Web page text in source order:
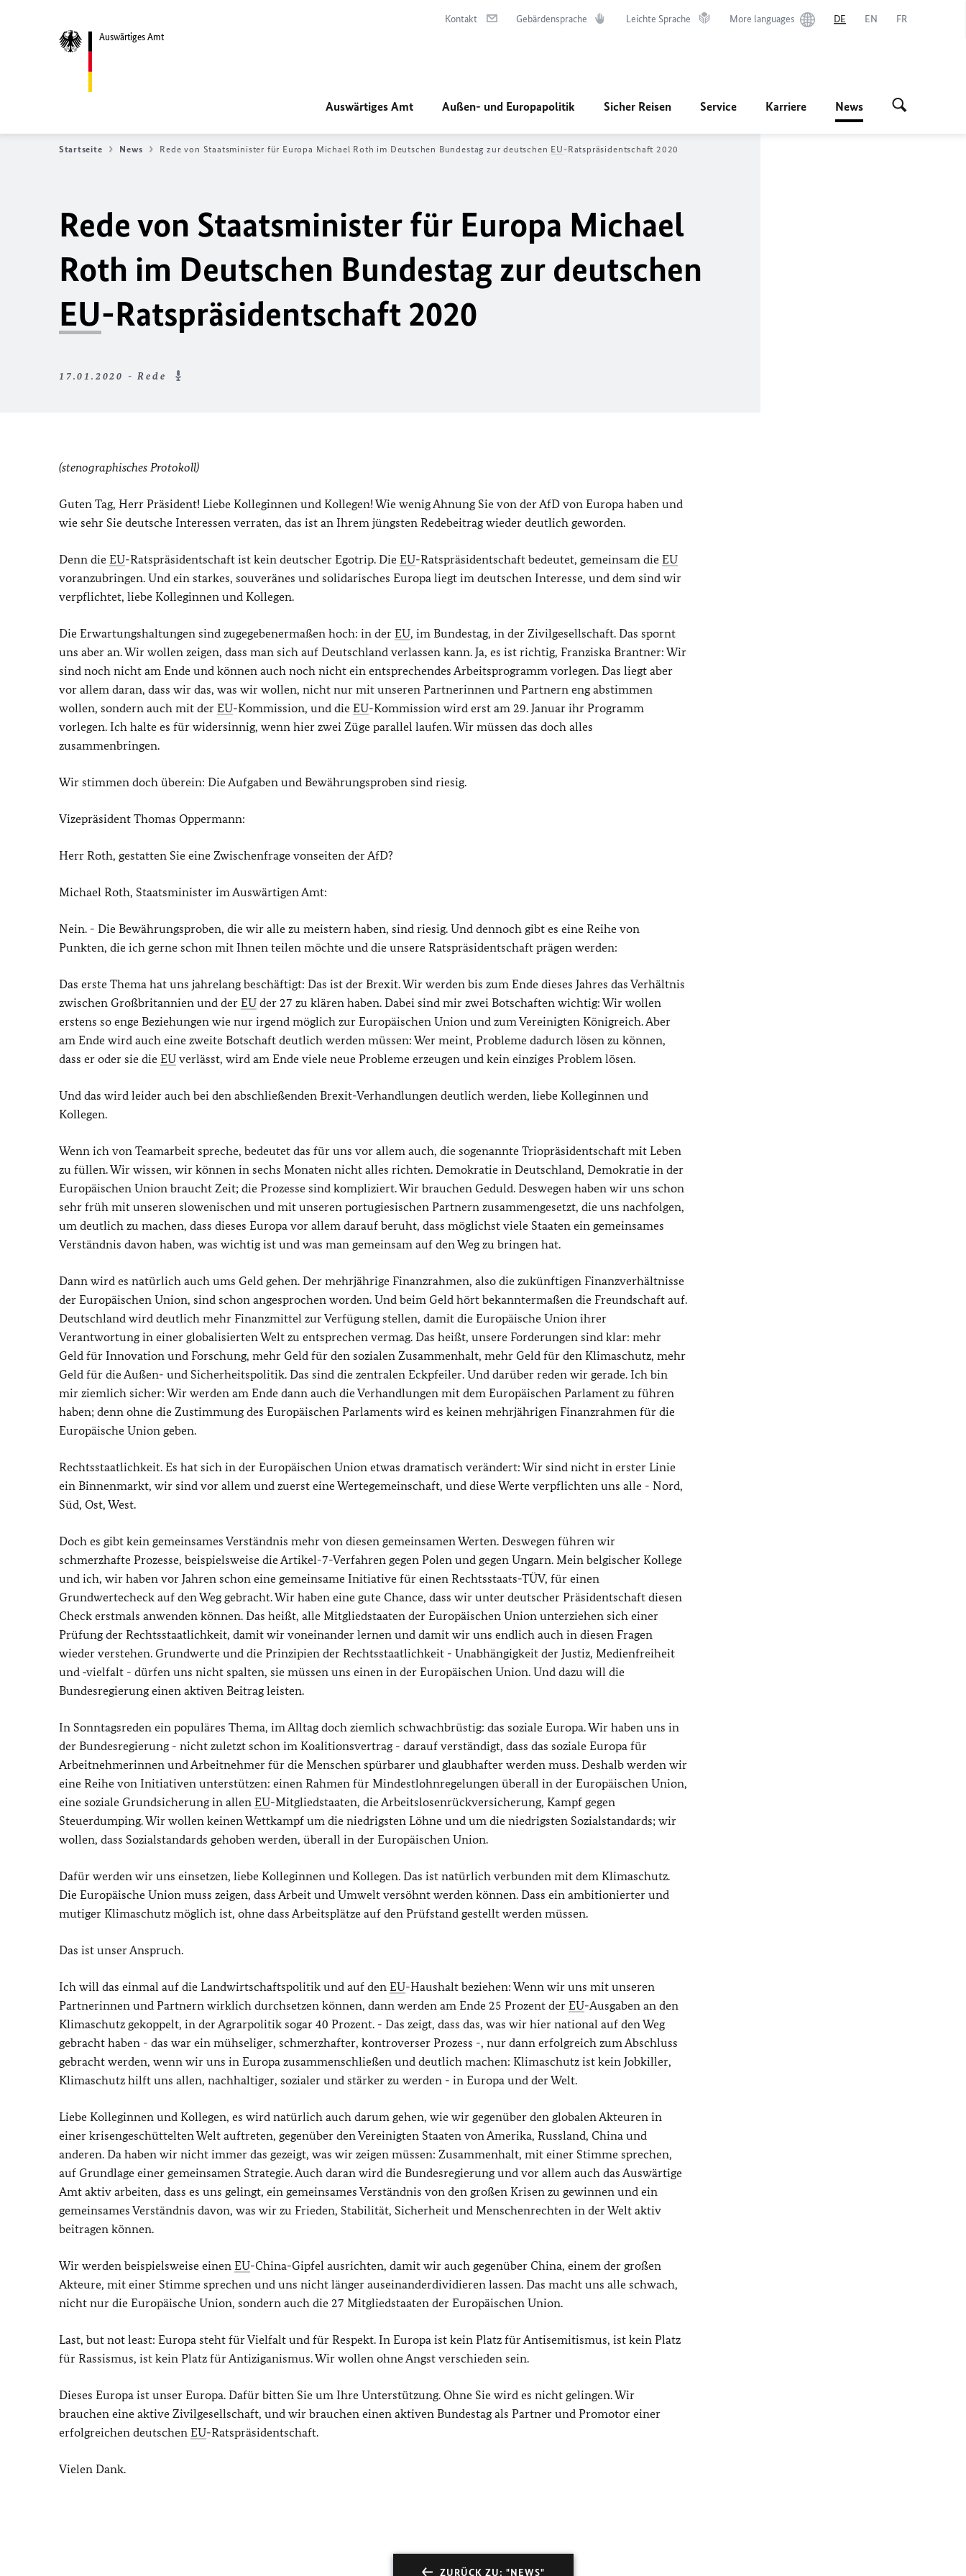
Auswärtiges Amt
Kontakt Gebärdensprache Leichte Sprache More languages DE EN FR
Auswärtiges Amt Außen- und Europapolitik Sicher Reisen Service Karriere News
Startseite News Rede von Staatsminister für Europa Michael Roth im Deutschen Bundestag zur deutschen EU -Ratspräsidentschaft 2020
Rede von Staatsminister für Europa Michael
Roth im Deutschen Bundestag zur deutschen
EU-Ratspräsidentschaft 2020
17.01.2020 - Rede
(stenographisches Protokoll)
Guten Tag, Herr Präsident! Liebe Kolleginnen und Kollegen! Wie wenig Ahnung Sie von der AfD von Europa haben und
wie sehr Sie deutsche Interessen verraten, das ist an Ihrem jüngsten Redebeitrag wieder deutlich geworden.
Denn die EU-Ratspräsidentschaft ist kein deutscher Egotrip. Die EU-Ratspräsidentschaft bedeutet, gemeinsam die EU
voranzubringen. Und ein starkes, souveränes und solidarisches Europa liegt im deutschen Interesse, und dem sind wir
verpflichtet, liebe Kolleginnen und Kollegen.
Die Erwartungshaltungen sind zugegebenermaßen hoch: in der EU, im Bundestag, in der Zivilgesellschaft. Das spornt
uns aber an. Wir wollen zeigen, dass man sich auf Deutschland verlassen kann. Ja, es ist richtig, Franziska Brantner: Wir
sind noch nicht am Ende und können auch noch nicht ein entsprechendes Arbeitsprogramm vorlegen. Das liegt aber
vor allem daran, dass wir das, was wir wollen, nicht nur mit unseren Partnerinnen und Partnern eng abstimmen
wollen, sondern auch mit der EU-Kommission, und die EU-Kommission wird erst am 29. Januar ihr Programm
vorlegen. Ich halte es für widersinnig, wenn hier zwei Züge parallel laufen. Wir müssen das doch alles
zusammenbringen.
Wir stimmen doch überein: Die Aufgaben und Bewährungsproben sind riesig.
Vizepräsident Thomas Oppermann:
Herr Roth, gestatten Sie eine Zwischenfrage vonseiten der AfD?
Michael Roth, Staatsminister im Auswärtigen Amt:
Nein. - Die Bewährungsproben, die wir alle zu meistern haben, sind riesig. Und dennoch gibt es eine Reihe von
Punkten, die ich gerne schon mit Ihnen teilen möchte und die unsere Ratspräsidentschaft prägen werden:
Das erste Thema hat uns jahrelang beschäftigt: Das ist der Brexit. Wir werden bis zum Ende dieses Jahres das Verhältnis
zwischen Großbritannien und der EU der 27 zu klären haben. Dabei sind mir zwei Botschaften wichtig: Wir wollen
erstens so enge Beziehungen wie nur irgend möglich zur Europäischen Union und zum Vereinigten Königreich. Aber
am Ende wird auch eine zweite Botschaft deutlich werden müssen: Wer meint, Probleme dadurch lösen zu können,
dass er oder sie die EU verlässt, wird am Ende viele neue Probleme erzeugen und kein einziges Problem lösen.
Und das wird leider auch bei den abschließenden Brexit-Verhandlungen deutlich werden, liebe Kolleginnen und
Kollegen.
Wenn ich von Teamarbeit spreche, bedeutet das für uns vor allem auch, die sogenannte Triopräsidentschaft mit Leben
zu füllen. Wir wissen, wir können in sechs Monaten nicht alles richten. Demokratie in Deutschland, Demokratie in der
Europäischen Union braucht Zeit; die Prozesse sind kompliziert. Wir brauchen Geduld. Deswegen haben wir uns schon
sehr früh mit unseren slowenischen und mit unseren portugiesischen Partnern zusammengesetzt, die uns nachfolgen,
um deutlich zu machen, dass dieses Europa vor allem darauf beruht, dass möglichst viele Staaten ein gemeinsames
Verständnis davon haben, was wichtig ist und was man gemeinsam auf den Weg zu bringen hat.
Dann wird es natürlich auch ums Geld gehen. Der mehrjährige Finanzrahmen, also die zukünftigen Finanzverhältnisse
der Europäischen Union, sind schon angesprochen worden. Und beim Geld hört bekanntermaßen die Freundschaft auf.
Deutschland wird deutlich mehr Finanzmittel zur Verfügung stellen, damit die Europäische Union ihrer
Verantwortung in einer globalisierten Welt zu entsprechen vermag. Das heißt, unsere Forderungen sind klar: mehr
Geld für Innovation und Forschung, mehr Geld für den sozialen Zusammenhalt, mehr Geld für den Klimaschutz, mehr
Geld für die Außen- und Sicherheitspolitik. Das sind die zentralen Eckpfeiler. Und darüber reden wir gerade. Ich bin
mir ziemlich sicher: Wir werden am Ende dann auch die Verhandlungen mit dem Europäischen Parlament zu führen
haben; denn ohne die Zustimmung des Europäischen Parlaments wird es keinen mehrjährigen Finanzrahmen für die
Europäische Union geben.
Rechtsstaatlichkeit. Es hat sich in der Europäischen Union etwas dramatisch verändert: Wir sind nicht in erster Linie
ein Binnenmarkt, wir sind vor allem und zuerst eine Wertegemeinschaft, und diese Werte verpflichten uns alle - Nord,
Süd, Ost, West.
Doch es gibt kein gemeinsames Verständnis mehr von diesen gemeinsamen Werten. Deswegen führen wir
schmerzhafte Prozesse, beispielsweise die Artikel-7-Verfahren gegen Polen und gegen Ungarn. Mein belgischer Kollege
und ich, wir haben vor Jahren schon eine gemeinsame Initiative für einen Rechtsstaats-TÜV, für einen
Grundwertecheck auf den Weg gebracht. Wir haben eine gute Chance, dass wir unter deutscher Präsidentschaft diesen
Check erstmals anwenden können. Das heißt, alle Mitgliedstaaten der Europäischen Union unterziehen sich einer
Prüfung der Rechtsstaatlichkeit, damit wir voneinander lernen und damit wir uns endlich auch in diesen Fragen
wieder verstehen. Grundwerte und die Prinzipien der Rechtsstaatlichkeit - Unabhängigkeit der Justiz, Medienfreiheit
und ‑vielfalt - dürfen uns nicht spalten, sie müssen uns einen in der Europäischen Union. Und dazu will die
Bundesregierung einen aktiven Beitrag leisten.
In Sonntagsreden ein populäres Thema, im Alltag doch ziemlich schwachbrüstig: das soziale Europa. Wir haben uns in
der Bundesregierung - nicht zuletzt schon im Koalitionsvertrag - darauf verständigt, dass das soziale Europa für
Arbeitnehmerinnen und Arbeitnehmer für die Menschen spürbarer und glaubhafter werden muss. Deshalb werden wir
eine Reihe von Initiativen unterstützen: einen Rahmen für Mindestlohnregelungen überall in der Europäischen Union,
eine soziale Grundsicherung in allen EU-Mitgliedstaaten, die Arbeitslosenrückversicherung, Kampf gegen
Steuerdumping. Wir wollen keinen Wettkampf um die niedrigsten Löhne und um die niedrigsten Sozialstandards; wir
wollen, dass Sozialstandards gehoben werden, überall in der Europäischen Union.
Dafür werden wir uns einsetzen, liebe Kolleginnen und Kollegen. Das ist natürlich verbunden mit dem Klimaschutz.
Die Europäische Union muss zeigen, dass Arbeit und Umwelt versöhnt werden können. Dass ein ambitionierter und
mutiger Klimaschutz möglich ist, ohne dass Arbeitsplätze auf den Prüfstand gestellt werden müssen.
Das ist unser Anspruch.
Ich will das einmal auf die Landwirtschaftspolitik und auf den EU-Haushalt beziehen: Wenn wir uns mit unseren
Partnerinnen und Partnern wirklich durchsetzen können, dann werden am Ende 25 Prozent der EU-Ausgaben an den
Klimaschutz gekoppelt, in der Agrarpolitik sogar 40 Prozent. - Das zeigt, dass das, was wir hier national auf den Weg
gebracht haben - das war ein mühseliger, schmerzhafter, kontroverser Prozess -, nur dann erfolgreich zum Abschluss
gebracht werden, wenn wir uns in Europa zusammenschließen und deutlich machen: Klimaschutz ist kein Jobkiller,
Klimaschutz hilft uns allen, nachhaltiger, sozialer und stärker zu werden - in Europa und der Welt.
Liebe Kolleginnen und Kollegen, es wird natürlich auch darum gehen, wie wir gegenüber den globalen Akteuren in
einer krisengeschüttelten Welt auftreten, gegenüber den Vereinigten Staaten von Amerika, Russland, China und
anderen. Da haben wir nicht immer das gezeigt, was wir zeigen müssen: Zusammenhalt, mit einer Stimme sprechen,
auf Grundlage einer gemeinsamen Strategie. Auch daran wird die Bundesregierung und vor allem auch das Auswärtige
Amt aktiv arbeiten, dass es uns gelingt, ein gemeinsames Verständnis von den großen Krisen zu gewinnen und ein
gemeinsames Verständnis davon, was wir zu Frieden, Stabilität, Sicherheit und Menschenrechten in der Welt aktiv
beitragen können.
Wir werden beispielsweise einen EU-China-Gipfel ausrichten, damit wir auch gegenüber China, einem der großen
Akteure, mit einer Stimme sprechen und uns nicht länger auseinanderdividieren lassen. Das macht uns alle schwach,
nicht nur die Europäische Union, sondern auch die 27 Mitgliedstaaten der Europäischen Union.
Last, but not least: Europa steht für Vielfalt und für Respekt. In Europa ist kein Platz für Antisemitismus, ist kein Platz
für Rassismus, ist kein Platz für Antiziganismus. Wir wollen ohne Angst verschieden sein.
Dieses Europa ist unser Europa. Dafür bitten Sie um Ihre Unterstützung. Ohne Sie wird es nicht gelingen. Wir
brauchen eine aktive Zivilgesellschaft, und wir brauchen einen aktiven Bundestag als Partner und Promotor einer
erfolgreichen deutschen EU-Ratspräsidentschaft.
Vielen Dank.
ZURÜCK ZU: "NEWS"